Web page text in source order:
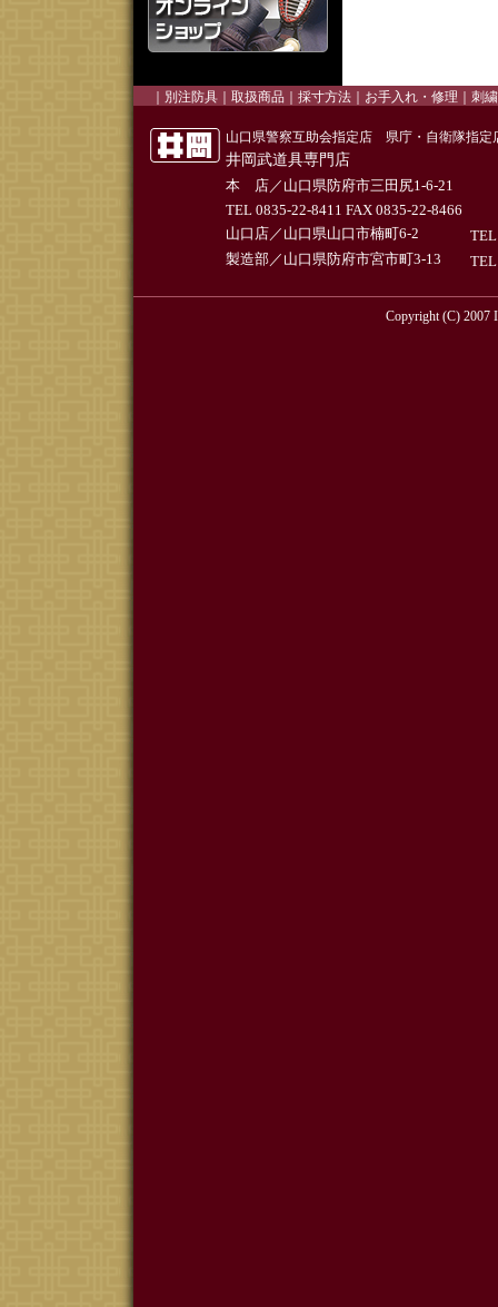
別注防具 取扱商品 採寸方法 ｜お手入れ・修理｜ 刺繍
山口県警察互助会指定店 県庁・自衛隊指
井岡武道具専門店
本 店／山口県防府市三田尻1-6-21
TEL 0835-22-8411 FAX 0835-22-8466
山口店／山口県山口市楠町6-2
製造部／山口県防府市宮市町3-13
Copyright (C) 2007